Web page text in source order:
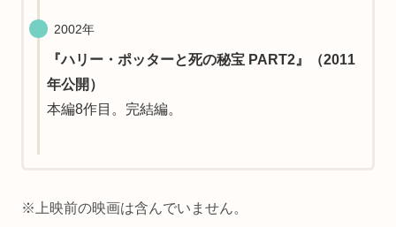
2002年
『ハリー・ポッターと死の秘宝 PART2』（2011
年公開）
本編8作目。完結編。
※上映前の映画は含んでいません。